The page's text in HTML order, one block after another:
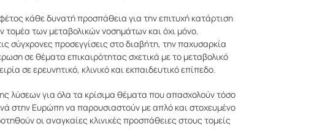
κάθε δυνατή προσπάθεια για την επιτυχή κατάρτιση
τομέα των μεταβολικών νοσημάτων και όχι μόνο.
σύγχρονες προσεγγίσεις στο διαβήτη, την παχυσαρκία
σε θέματα επικαιρότητας σχετικά με το μεταβολικό
σε ερευνητικό, κλινικό και εκπαιδευτικό επίπεδο.
λύσεων για όλα τα κρίσιμα θέματα που απασχολούν τόσο
στην Ευρώπη να παρουσιαστούν με απλό και στοχευμένο
οι αναγκαίες κλινικές προσπάθειες στους τομείς